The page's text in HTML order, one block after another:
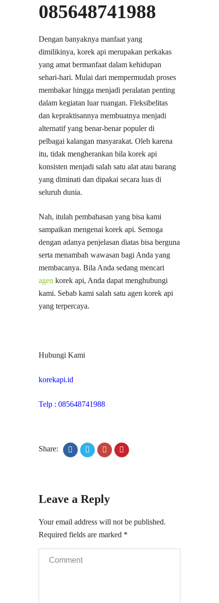
085648741988
Dengan banyaknya manfaat yang
dimilikinya, korek api merupakan perkakas
yang amat bermanfaat dalam kehidupan
sehari-hari. Mulai dari mempermudah proses
membakar hingga menjadi peralatan penting
dalam kegiatan luar ruangan. Fleksibelitas
dan kepraktisannya membuatnya menjadi
alternatif yang benar-benar populer di
pelbagai kalangan masyarakat. Oleh karena
itu, tidak mengherankan bila korek api
konsisten menjadi salah satu alat atau barang
yang diminati dan dipakai secara luas di
seluruh dunia.
Nah, itulah pembahasan yang bisa kami
sampaikan mengenai korek api. Semoga
dengan adanya penjelasan diatas bisa berguna
serta menambah wawasan bagi Anda yang
membacanya. Bila Anda sedang mencari
agen korek api, Anda dapat menghubungi
kami. Sebab kami salah satu agen korek api
yang terpercaya.
Hubungi Kami
korekapi.id
Telp : 085648741988
Share:
Leave a Reply
Your email address will not be published.
Required fields are marked *